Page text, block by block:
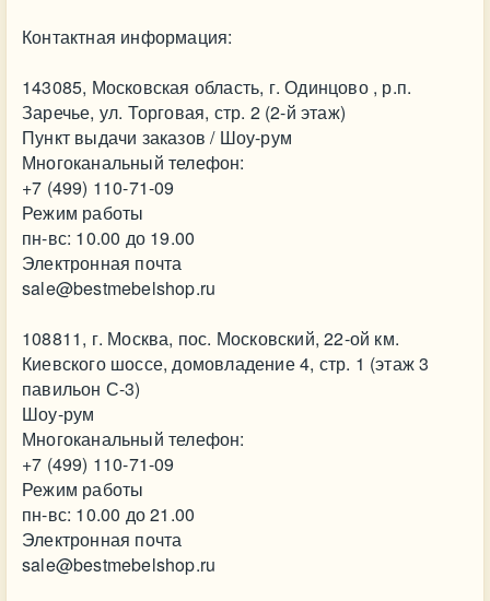
Контактная информация:
143085, Московская область, г. Одинцово , р.п.
Заречье, ул. Торговая, стр. 2 (2-й этаж)
Пункт выдачи заказов / Шоу-рум
Многоканальный телефон:
+7 (499) 110-71-09
Режим работы
пн-вс: 10.00 до 19.00
Электронная почта
sale@bestmebelshop.ru
108811, г. Москва, пос. Московский, 22-ой км.
Киевского шоссе, домовладение 4, стр. 1 (этаж 3
павильон С-3)
Шоу-рум
Многоканальный телефон:
+7 (499) 110-71-09
Режим работы
пн-вс: 10.00 до 21.00
Электронная почта
sale@bestmebelshop.ru